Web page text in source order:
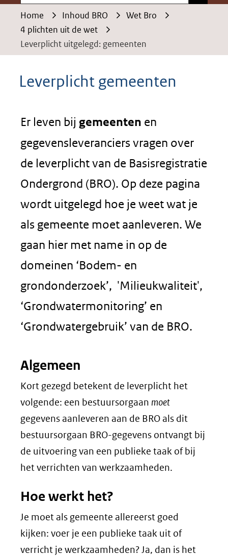
Home Inhoud BRO
Wet Bro
4 plichten uit de wet
Leverplicht uitgelegd: gemeenten
Leverplicht gemeenten
Er leven bij gemeenten en
gegevensleveranciers vragen over
de leverplicht van de Basisregistratie
Ondergrond (BRO). Op deze pagina
wordt uitgelegd hoe je weet wat je
als gemeente moet aanleveren. We
gaan hier met name in op de
domeinen ‘Bodem- en
grondonderzoek’, 'Milieukwaliteit',
‘Grondwatermonitoring’ en
‘Grondwatergebruik’ van de BRO.
Algemeen
Kort gezegd betekent de leverplicht het
volgende: een bestuursorgaan moet
gegevens aanleveren aan de BRO als dit
bestuursorgaan BRO-gegevens ontvangt bij
de uitvoering van een publieke taak of bij
het verrichten van werkzaamheden.
Hoe werkt het?
Je moet als gemeente allereerst goed
kijken: voer je een publieke taak uit of
verricht je werkzaamheden? Ja, dan is het